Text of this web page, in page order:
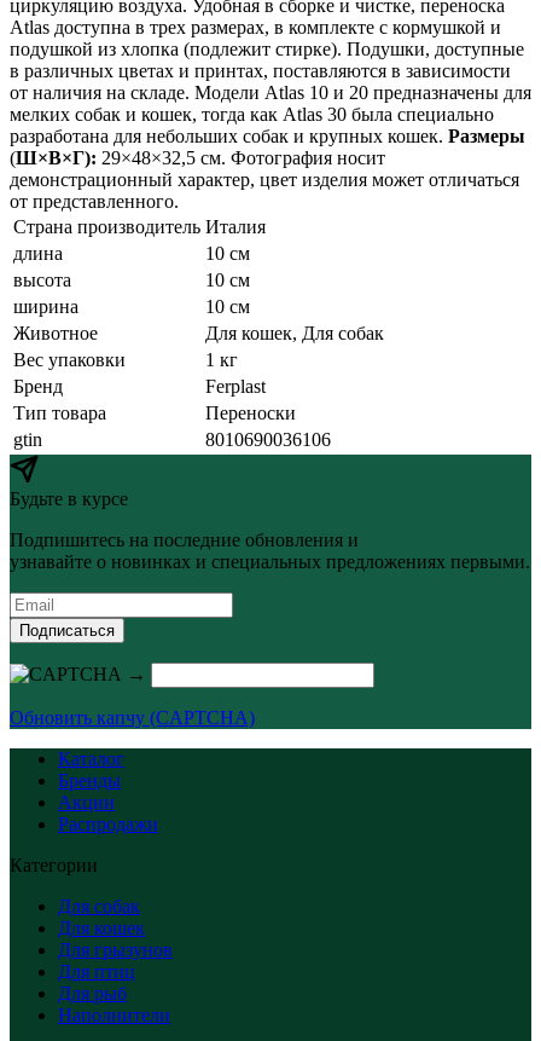
циркуляцию воздуха. Удобная в сборке и чистке, переноска
Atlas доступна в трех размерах, в комплекте с кормушкой и
подушкой из хлопка (подлежит стирке). Подушки, доступные
в различных цветах и принтах, поставляются в зависимости
от наличия на складе. Модели Atlas 10 и 20 предназначены для
мелких собак и кошек, тогда как Atlas 30 была специально
разработана для небольших собак и крупных кошек. Размеры
(Ш×В×Г): 29×48×32,5 см. Фотография носит
демонстрационный характер, цвет изделия может отличаться
от представленного.
Страна производитель Италия
длина
10 см
высота
10 см
ширина
10 см
Животное
Для кошек, Для собак
Вес упаковки
1 кг
Бренд
Ferplast
Тип товара
Переноски
gtin
8010690036106
Будьте в курсе
Подпишитесь на последние обновления и
узнавайте о новинках и специальных предложениях первыми.
Подписаться
→
Обновить капчу (CAPTCHA)
Каталог
Бренды
Акции
Распродажи
Категории
Для собак
Для кошек
Для грызунов
Для птиц
Для рыб
Наполнители